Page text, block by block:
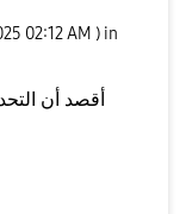
02:12 AM ) in
أقصد أن